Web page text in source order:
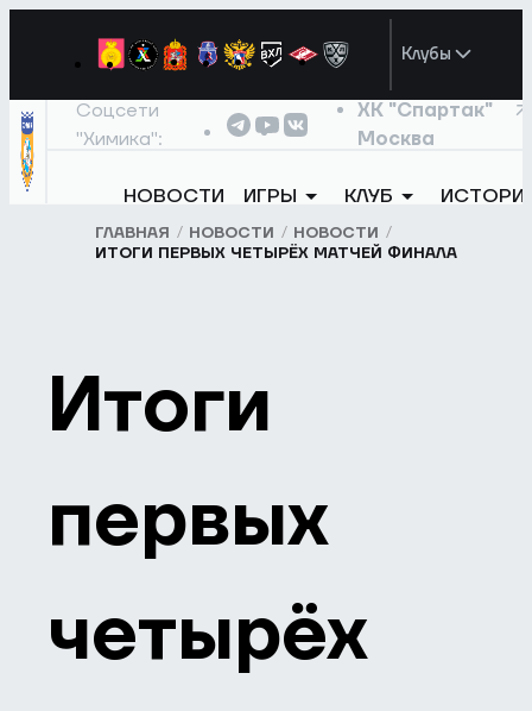
Клубы
Соцсети
"Химика":
ХК "Спартак"
Москва
НОВОСТИ ИГРЫ КЛУБ
ГЛАВНАЯ НОВОСТИ
НОВОСТИ
ИТОГИ ПЕРВЫХ ЧЕТЫРЁХ МАТЧЕЙ ФИНАЛА
Итоги
первых
четырёх